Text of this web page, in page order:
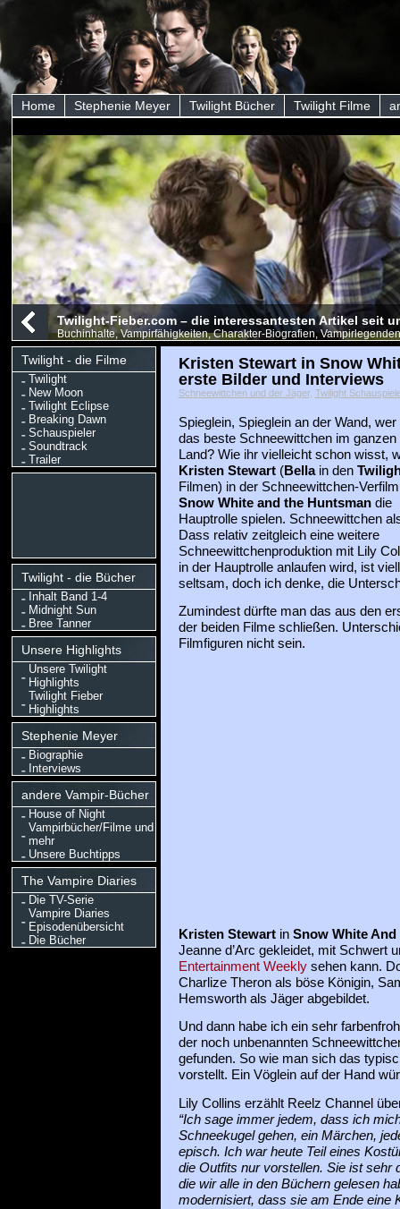
Home Stephenie Meyer Twilight Bücher Twilight Filme
Twilight-Fieber.com – die interessantesten Artikel seit
Buchinhalte, Vampirfähigkeiten, Charakter-Biografien,
Twilight - die Filme
Twilight
New Moon
Twilight Eclipse
Breaking Dawn
Schauspieler
Soundtrack
Trailer
Twilight - die Bücher
Inhalt Band 1-4
Midnight Sun
Bree Tanner
Unsere Highlights
Unsere Twilight
Highlights
Twilight Fieber
Highlights
Stephenie Meyer
Biographie
Interviews
andere Vampir-Bücher
House of Night
Vampirbücher/Filme und
mehr
Unsere Buchtipps
The Vampire Diaries
Die TV-Serie
Vampire Diaries
Episodenübersicht
Die Bücher
Kristen Stewart in Snow
erste Bilder und Interviews
Schneewittchen und der Jäger, Twilight
Spieglein, Spieglein an der Wand, wer
das beste Schneewittchen im ganzen
Land? Wie ihr vielleicht schon wisst,
Kristen Stewart(Bella in den
Filmen) in der Schneewittchen-
Snow White and the Huntsmandie
Hauptrolle spielen. Schneewittchen
Dass relativ zeitgleich eine weitere
Schneewittchenproduktion mit Lily
in der Hauptrolle anlaufen wird, ist
seltsam, doch ich denke, die
Zumindest dürfte man das aus den
der beiden Filme schließen.
Filmfiguren nicht sein.
Kristen Stewartin Snow White And
Jeanne d’Arc gekleidet, mit Schwert
Entertainment Weeklysehen kann.
Charlize Theron als böse Königin,
Hemsworth als Jäger abgebildet.
Und dann habe ich ein sehr
der noch unbenannten
gefunden. So wie man sich das
vorstellt. Ein Vöglein auf der Hand
Lily Collins erzählt Reelz Channel
“Ich sage immer jedem, dass ich
Schneekugel gehen, ein Märchen,
episch. Ich war heute Teil eines
die Outfits nur vorstellen. Sie ist sehr
die wir alle in den Büchern gelesen
modernisiert, dass sie am Ende eine